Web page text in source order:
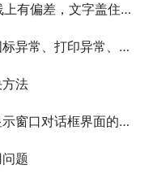
字盖住尺寸线的解决方法
打印异常、背景灰色等
法
对话框界面的解决方法
题